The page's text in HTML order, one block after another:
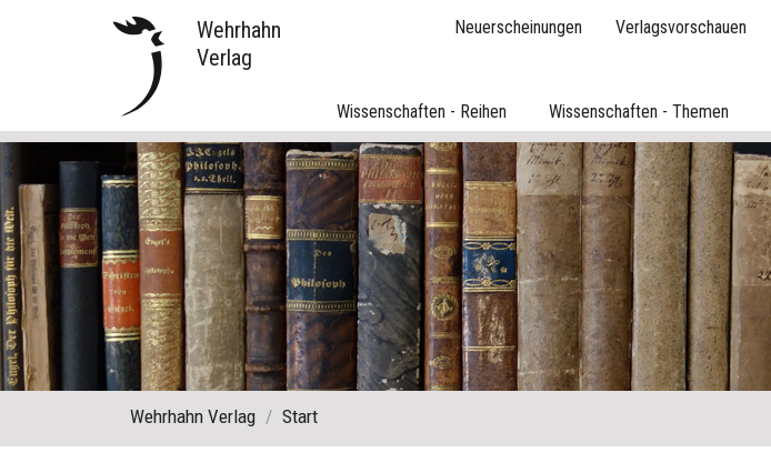
Wehrhahn
Verlag
Neuerscheinungen Verlagsvorschauen
Wissenschaften - Reihen Wissenschaften - Themen
Wehrhahn Verlag Start